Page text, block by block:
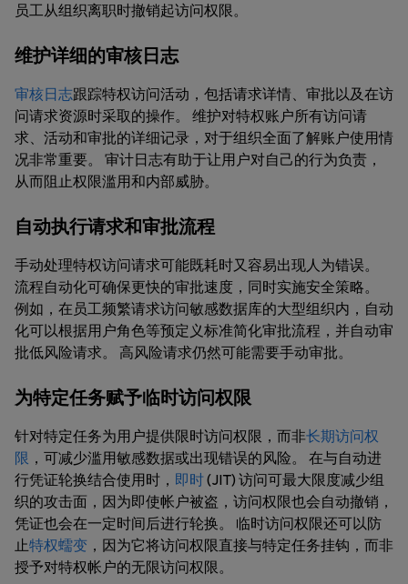
员工从组织离职时撤销起访问权限。
维护详细的审核日志
审核日志跟踪特权访问活动，包括请求详情、审批以及在访
问请求资源时采取的操作。 维护对特权账户所有访问请
求、活动和审批的详细记录，对于组织全面了解账户使用情
况非常重要。 审计日志有助于让用户对自己的行为负责，
从而阻止权限滥用和内部威胁。
自动执行请求和审批流程
手动处理特权访问请求可能既耗时又容易出现人为错误。
流程自动化可确保更快的审批速度，同时实施安全策略。
例如，在员工频繁请求访问敏感数据库的大型组织内，自动
化可以根据用户角色等预定义标准简化审批流程，并自动审
批低风险请求。 高风险请求仍然可能需要手动审批。
为特定任务赋予临时访问权限
针对特定任务为用户提供限时访问权限，而非长期访问权
限 ，可减少滥用敏感数据或出现错误的风险。 在与自动进
行凭证轮换结合使用时， 即时(JIT) 访问可最大限度减少组
织的攻击面，因为即使帐户被盗，访问权限也会自动撤销，
凭证也会在一定时间后进行轮换。 临时访问权限还可以防
止特权蠕变 ，因为它将访问权限直接与特定任务挂钩，而非
授予对特权帐户的无限访问权限。